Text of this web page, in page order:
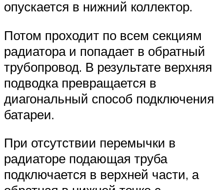
опускается в нижний коллектор.
Потом проходит по всем секциям
радиатора и попадает в обратный
трубопровод. В результате верхняя
подводка превращается в
диагональный способ подключения
батареи.
При отсутствии перемычки в
радиаторе подающая труба
подключается в верхней части, а